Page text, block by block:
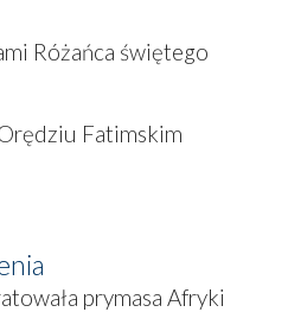
Różańca świętego
Fatimskim
prymasa Afryki